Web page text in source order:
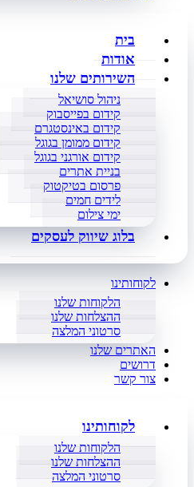
בית
אודות
השירותים שלנו
ניהול סושיאל
קידום בפייסבוק
קידום באינסטגרם
קידום ממומן בגוגל
קידום אורגני בגוגל
בניית אתרים
פרסום בטיקטוק
לידים חמים
ימי צילום
בלוג שיווק לעסקים
לקוחותינו
הלקוחות שלנו
ההצלחות שלנו
סרטוני המלצה
האתרים שלנו
דרושים
צור קשר
לקוחותינו
הלקוחות שלנו
ההצלחות שלנו
סרטוני המלצה